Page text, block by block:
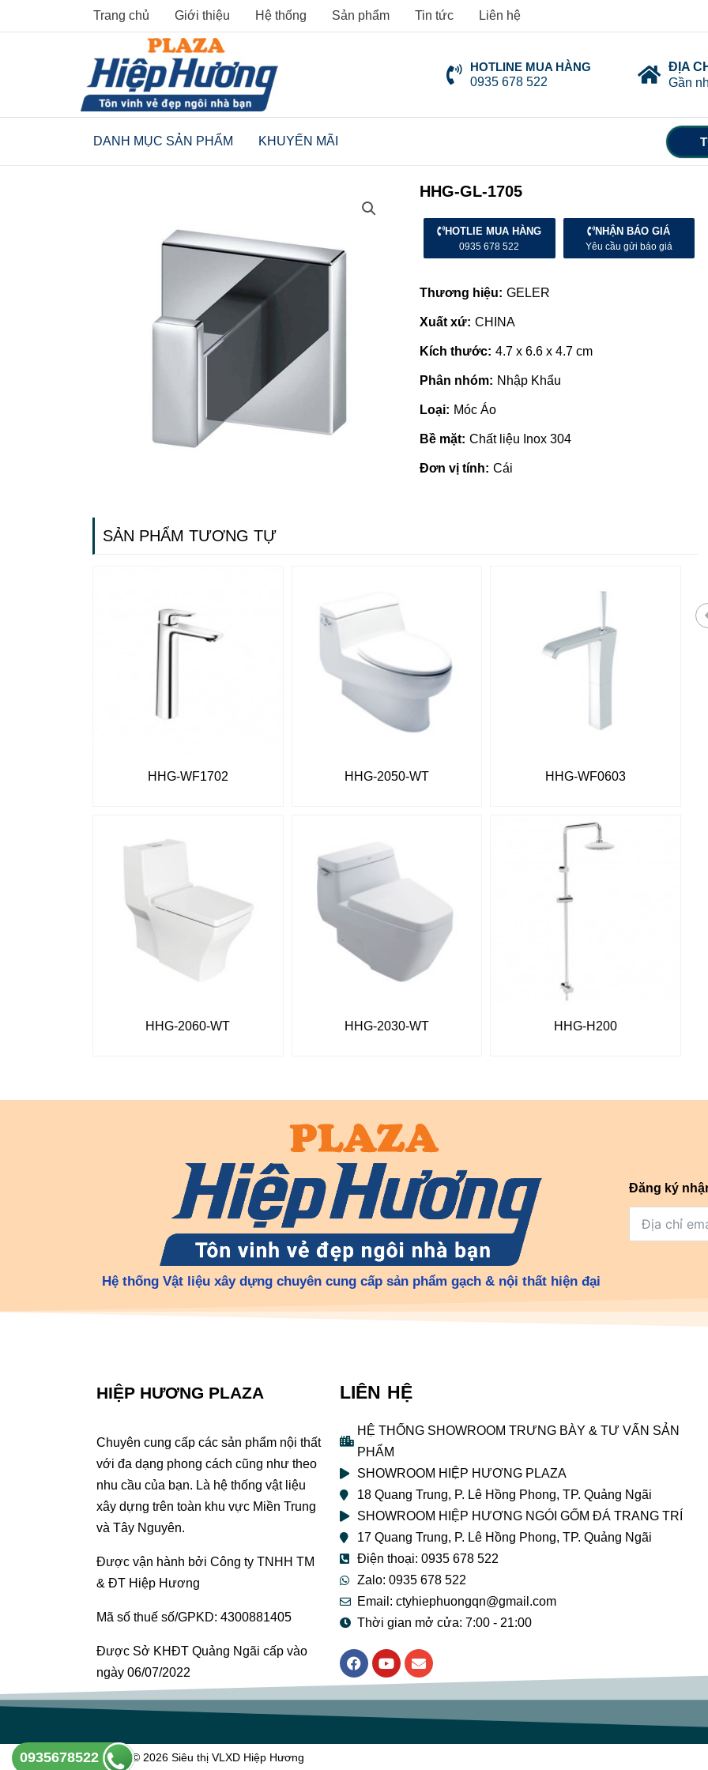
to
Trang chủ Giới thiệu Hệ thống Sản phẩm Tin tức Liên hệ
HOTLINE MUA HÀNG
0935 678 522
ĐỊA
Gần
DANH MỤC SẢN PHẨM KHUYẾN MÃI
HHG-GL-1705
HOTLIE MUA HÀNG
0935 678 522
NHẬN BÁO GIÁ
Yêu cầu gửi báo giá
Thương hiệu: GELER
Xuất xứ: CHINA
Kích thước: 4.7 x 6.6 x 4.7 cm
Phân nhóm: Nhập Khẩu
Loại: Móc Áo
Bề mặt: Chất liệu Inox 304
Đơn vị tính: Cái
SẢN PHẨM TƯƠNG TỰ
HHG-WF1702 HHG-2050-WT HHG-WF0603
HHG-2060-WT HHG-2030-WT HHG-H200
Gạch ốp lát giá rẻ tại Quảng
Ngãi
Nhà
Hệ thống Vật liệu xây dựng chuyên cung cấp sản phẩm gạch & nội thất hiện đại
Đăng ký
HIỆP HƯƠNG PLAZA
Chuyên cung cấp các sản phẩm nội thất
với đa dạng phong cách cũng như theo
nhu cầu của bạn. Là hệ thống vật liệu
xây dựng trên toàn khu vực Miền Trung
và Tây Nguyên.
Được vận hành bởi Công ty TNHH TM
& ĐT Hiệp Hương
Mã số thuế số/GPKD: 4300881405
Được Sở KHĐT Quảng Ngãi cấp vào
ngày 06/07/2022
LIÊN HỆ
HỆ THỐNG SHOWROOM TRƯNG BÀY & TƯ VẤN SẢN
PHẨM
SHOWROOM HIỆP HƯƠNG PLAZA
18 Quang Trung, P. Lê Hồng Phong, TP. Quảng Ngãi
SHOWROOM HIỆP HƯƠNG NGÓI GỐM ĐÁ TRANG TRÍ
17 Quang Trung, P. Lê Hồng Phong, TP. Quảng Ngãi
Điện thoại: 0935 678 522
Zalo: 0935 678 522
Email: ctyhiephuongqn@gmail.com
Thời gian mở cửa: 7:00 - 21:00
F
a
c
e
b
o
Y
o
u
t
e
E
n
v
e
p
Copyright © 2026 Siêu thị VLXD Hiệp Hương
0935678522